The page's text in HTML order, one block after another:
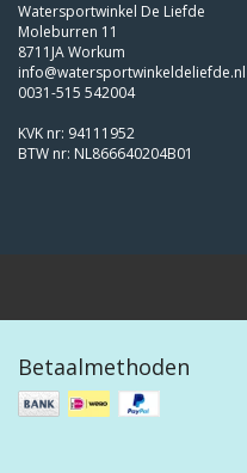
Watersportwinkel De Liefde
Moleburren 11
8711JA Workum
info@watersportwinkeldeliefde.nl
0031-515 542004
KVK nr: 94111952
BTW nr: NL866640204B01
Betaalmethoden